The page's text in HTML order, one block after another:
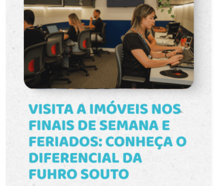
proporcionando conforto e funcionalidade.
Condomínio tranquilo, com segurança e boa
vizinhança. Imóvel pronto para morar, sem
necessidade de adaptações iniciais. Localização
estratégica: Situado nas proximidades da
Avenida Fernando Osório, o imóvel oferece fácil
acesso a transporte público, serviços e comércio
em geral, facilitando a rotina diária. Pontos de
referência: Posto Shell nas proximidades.
Restaurante Estrela. Mercados, escolas e
comércio local variado a poucos minutos. Uma
excelente escolha para quem deseja iniciar uma
nova fase com segurança, conforto e praticidade
em um imóvel novo. Agende sua visita e venha
conhecer de perto tudo o que esta casa pode
oferecer. #PROMOÇÃO